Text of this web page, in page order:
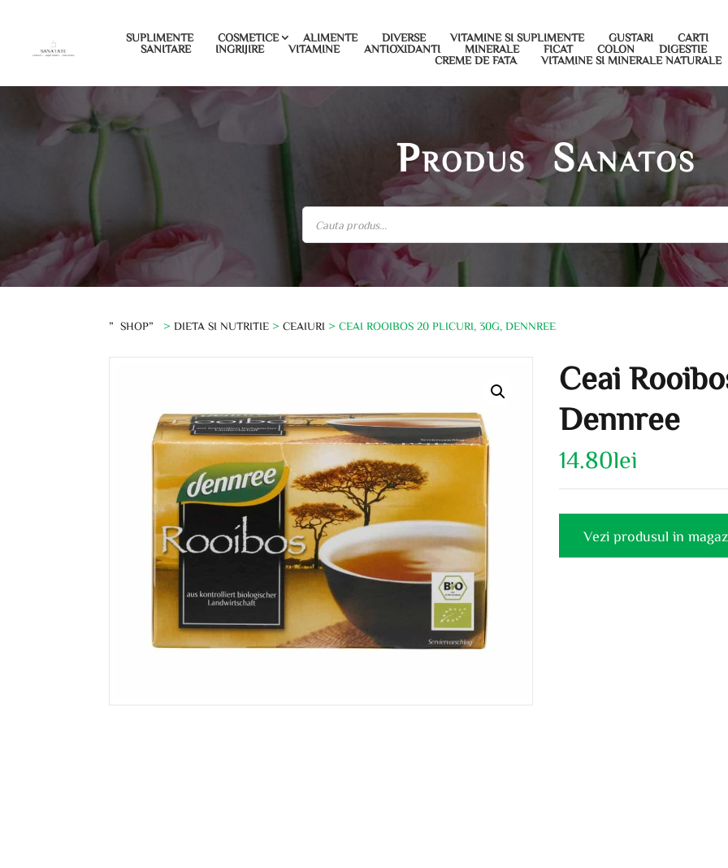
SUPLIMENTE COSMETICE ALIMENTE DIVERSE VITAMINE SI SUPLIMENTE GUSTARI CARTI
SANITARE
INGRIJIRE VITAMINE ANTIOXIDANTI MINERALE FICAT COLON DIGESTIE
CREME DE FATA
VITAMINE SI MINERALE NATURALE
Produs Sanatos
”SHOP” >DIETA SI NUTRITIE >CEAIURI > CEAI ROOIBOS 20 PLICURI, 30G, DENNREE
Ceai
Dennree
14.80lei
Vezi produsul in